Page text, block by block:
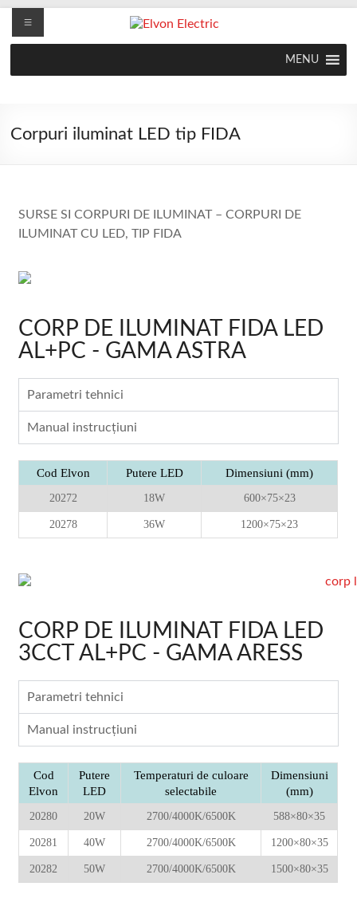
MENU
Corpuri iluminat LED tip FIDA
SURSE SI CORPURI DE ILUMINAT – CORPURI DE
ILUMINAT CU LED, TIP FIDA
CORP DE ILUMINAT FIDA LED
AL+PC - GAMA ASTRA
Parametri tehnici
Manual instrucţiuni
Cod Elvon Putere LED Dimensiuni (mm)
20272 18W 600×75×23
20278 36W 1200×75×23
CORP DE ILUMINAT FIDA LED
3CCT AL+PC - GAMA ARESS
Parametri tehnici
Manual instrucţiuni
Cod
Elvon
Putere
LED
Temperaturi de culoare
selectabile
Dimensiuni
(mm)
20280 20W 2700/4000K/6500K 588×80×35
20281 40W 2700/4000K/6500K 1200×80×35
20282 50W 2700/4000K/6500K 1500×80×35